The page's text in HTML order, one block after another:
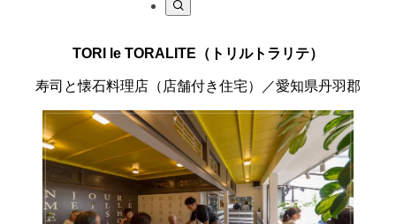
TORI le TORALITE（トリルトラリテ）
寿司と懐石料理店（店舗付き住宅）／愛知県丹羽郡